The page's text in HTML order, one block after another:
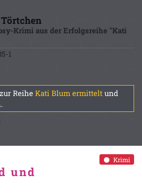
Krimi aus der Erfolgsreihe "Kati
1
Reihe Kati Blum ermittelt und
Krimi
und